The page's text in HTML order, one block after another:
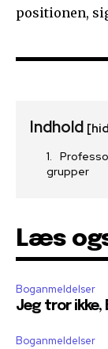
positionen,
Indhold
grupper
Læs
Boganmeldelser
Jeg tror ikke,
Boganmeldelser